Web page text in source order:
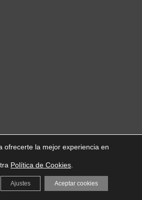
ofrecerte la mejor experiencia en
Política de Cookies
Aceptar cookies
Ajustes